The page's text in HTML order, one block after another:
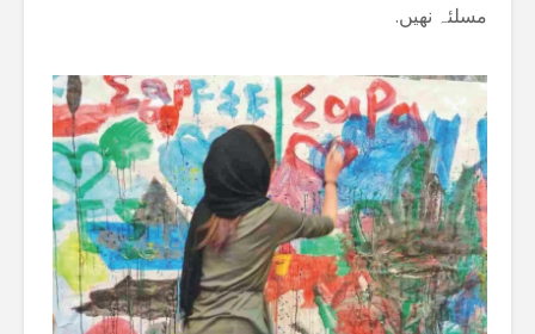
مسلئہ نھیں.